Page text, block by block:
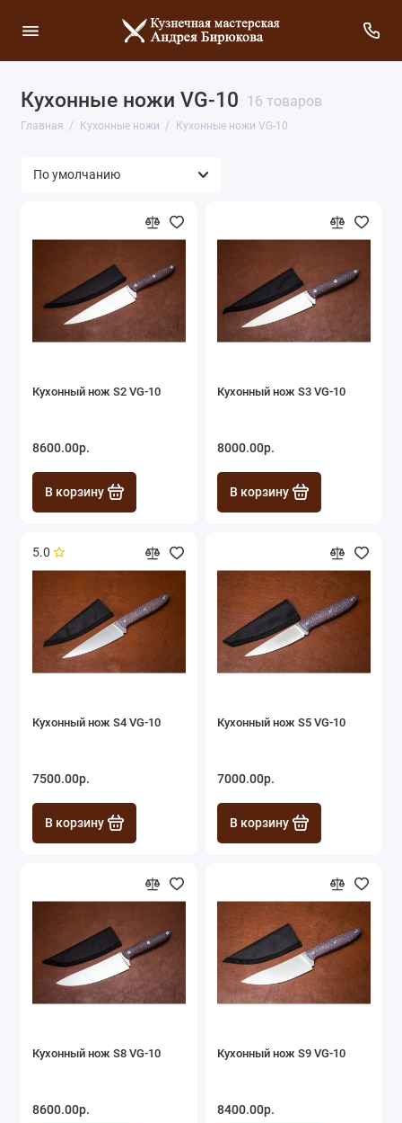
Кухонные ножи VG-10 16 товаров
Главная Кухонные ножи Кухонные ножи VG-10
Кухонный нож S2 VG-10
8600.00р.
В корзину
Кухонный нож S3 VG-10
8000.00р.
В корзину
5.0
Кухонный нож S4 VG-10
7500.00р.
В корзину
Кухонный нож S5 VG-10
7000.00р.
В корзину
Кухонный нож S8 VG-10
8600.00р.
Кухонный нож S9 VG-10
8400.00р.